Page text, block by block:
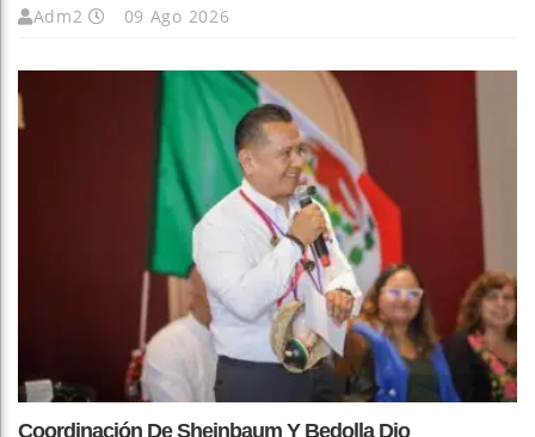
Adm2 09 Ago 2026
Coordinación De Sheinbaum Y Bedolla Dio